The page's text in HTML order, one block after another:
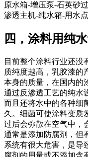
原水箱-增压泵-石英砂
渗透主机-纯水箱-用水点
四，涂料用纯
目前整个涂料行业还没
质纯度越高，乳胶漆的
本身的质量，在国内的
通过反渗透工艺的纯水
而且还将水中的各种细
久。细菌可使涂料变质
过后会弥散在空气中，
通常是添加防腐剂，但
系统有很大危害，是导